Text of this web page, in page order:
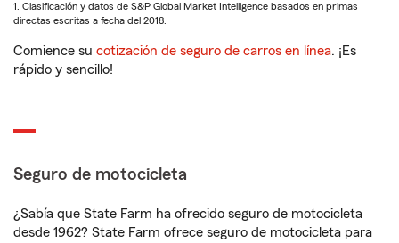
1. Clasificación y datos de S&P Global Market Intelligence basados en primas
directas escritas a fecha del 2018.
Comience su cotización de seguro de carros en línea. ¡Es
rápido y sencillo!
Seguro de motocicleta
¿Sabía que State Farm ha ofrecido seguro de motocicleta
desde 1962? State Farm ofrece seguro de motocicleta para